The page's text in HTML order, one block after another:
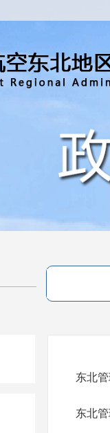
东北
东北